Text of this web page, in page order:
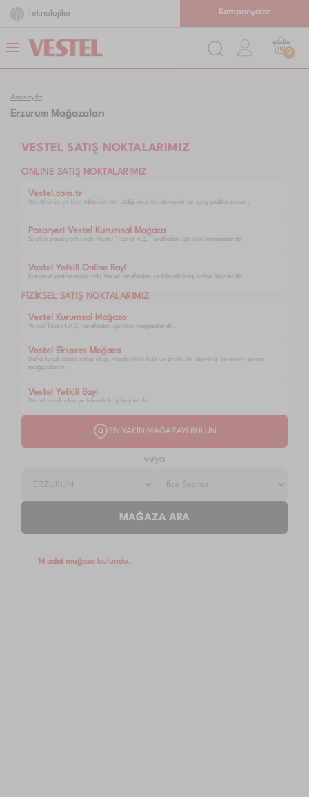
Teknolojiler Kampanyalar
0
Anasayfa
Erzurum Mağazaları
VESTEL SATIŞ NOKTALARIMIZ
ONLINE SATIŞ NOKTALARIMIZ
Vestel.com.tr
Vestel ürün ve hizmetlerinin yer aldığı müşteri deneyim ve satış platformudur.
Pazaryeri Vestel Kurumsal Mağaza
Seçilen pazaryerlerinde Vestel Ticaret A.Ş. Tarafından işletilen mağazalardır.
Vestel Yetkili Online Bayi
E-ticaret platformalarında Vestel tarafından yetkilendirilmiş online bayilerdir.
FİZİKSEL SATIŞ NOKTALARIMIZ
Vestel Kurumsal Mağaza
Vestel Ticaret A.Ş. tarafından işletilen mağazalardır.
Vestel Ekspres Mağaza
Daha küçük alana sahip olup, müşterilere hızlı ve pratik bir alışveriş deneyimi sunan
mağazalardır.
Vestel Yetkili Bayi
Vestel tarafından yetkilendirilmiş bayilerdir.
EN YAKIN MAĞAZAYI BULUN
veya
MAĞAZA ARA
14 adet mağaza bulundu.